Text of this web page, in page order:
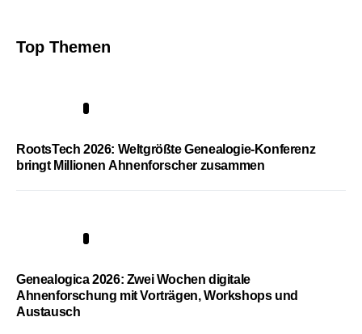
Top Themen
RootsTech 2026: Weltgrößte Genealogie-Konferenz
bringt Millionen Ahnenforscher zusammen
Genealogica 2026: Zwei Wochen digitale
Ahnenforschung mit Vorträgen, Workshops und
Austausch